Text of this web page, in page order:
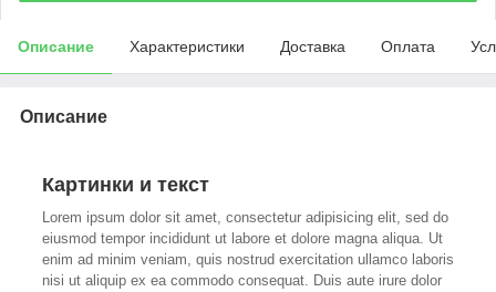
Описание Характеристики Доставка Оплата
Описание
Картинки и текст
Lorem ipsum dolor sit amet, consectetur adipisicing elit, sed do
eiusmod tempor incididunt ut labore et dolore magna aliqua. Ut
enim ad minim veniam, quis nostrud exercitation ullamco laboris
nisi ut aliquip ex ea commodo consequat. Duis aute irure dolor